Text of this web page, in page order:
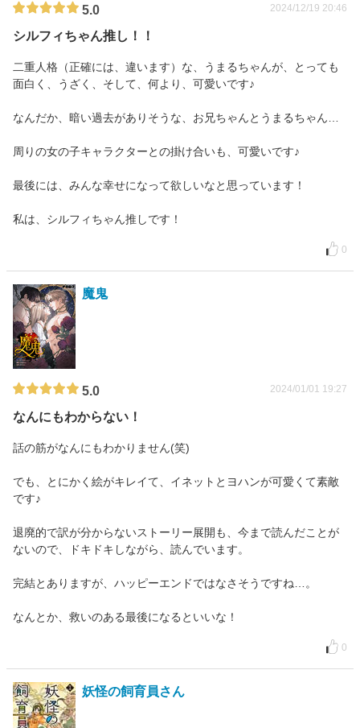
5.0 2024/12/19 20:46
シルフィちゃん推し！！
二重人格（正確には、違います）な、うまるちゃんが、とっても
面白く、うざく、そして、何より、可愛いです♪
なんだか、暗い過去がありそうな、お兄ちゃんとうまるちゃん…
周りの女の子キャラクターとの掛け合いも、可愛いです♪
最後には、みんな幸せになって欲しいなと思っています！
私は、シルフィちゃん推しです！
0
魔鬼
5.0 2024/01/01 19:27
なんにもわからない！
話の筋がなんにもわかりません(笑)
でも、とにかく絵がキレイて、イネットとヨハンが可愛くて素敵
です♪
退廃的で訳が分からないストーリー展開も、今まで読んだことが
ないので、ドキドキしながら、読んでいます。
完結とありますが、ハッピーエンドではなさそうですね…。
なんとか、救いのある最後になるといいな！
0
妖怪の飼育員さん